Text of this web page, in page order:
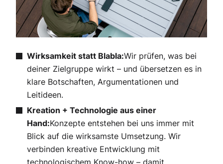
Wirksamkeit statt Blabla:Wir prüfen, was bei
deiner Zielgruppe wirkt – und übersetzen es in
klare Botschaften, Argumentationen und
Leitideen.
Kreation + Technologie aus einer
Hand:Konzepte entstehen bei uns immer mit
Blick auf die wirksamste Umsetzung. Wir
verbinden kreative Entwicklung mit
technologischem Know-how – damit